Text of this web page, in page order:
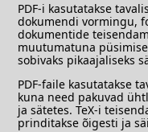
PDF-i kasutatakse
dokumendi vormingu,
dokumentide
muutumatuna
sobivaks pikaajaliseks
PDF-faile kasutatakse
kuna need pakuvad
ja sätetes. TeX-i
prinditakse õigesti ja